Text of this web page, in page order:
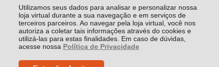
Utilizamos seus dados para analisar e personalizar nossa
loja virtual durante a sua navegação e em serviços de
terceiros parceiros. Ao navegar pela loja virtual, você nos
autoriza a coletar tais informações através do cookies e
utilizá-las para estas finalidades. Em caso de dúvidas,
acesse nossa Política de Privacidade